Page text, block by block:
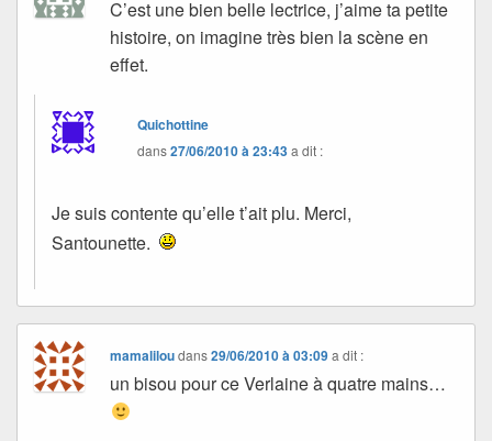
C’est une bien belle lectrice, j’aime ta petite
histoire, on imagine très bien la scène en
effet.
Quichottine
dans27/06/2010 à 23:43a dit :
Je suis contente qu’elle t’ait plu. Merci,
Santounette.
mamaliloudans29/06/2010 à 03:09 a dit :
un bisou pour ce Verlaine à quatre mains…